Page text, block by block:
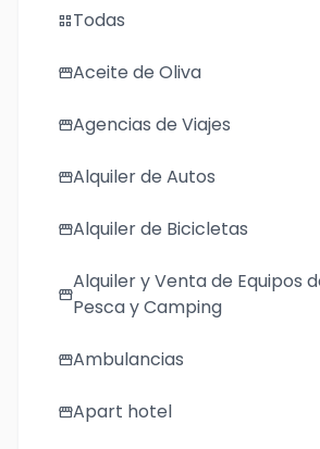
grid_viewTodas
storefrontAceite de Oliva
storefrontAgencias de Viajes
storefrontAlquiler de Autos
storefrontAlquiler de Bicicletas
storefront
Alquiler y Venta de Equipos
Pesca y Camping
storefrontAmbulancias
storefrontApart hotel